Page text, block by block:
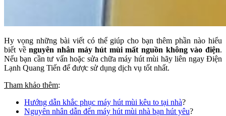
Hy vọng những bài viết có thể giúp cho bạn thêm phần nào hiểu
biết vềnguyên nhân máy hút mùi mất nguồn không vào điện.
Nếu bạn cần tư vấn hoặc sửa chữa máy hút mùi hãy liên ngay Điện
Lạnh Quang Tiến để được sử dụng dịch vụ tốt nhất.
Tham khảo thêm:
Hướng dẫn khắc phục máy hút mùi kêu to tại nhà?
Nguyên nhân dẫn đến máy hút mùi nhà bạn hút yêu?